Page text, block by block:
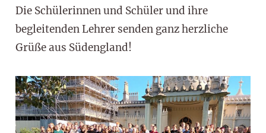
Die Schülerinnen und Schüler und ihre
begleitenden Lehrer senden ganz herzliche
Grüße aus Südengland!